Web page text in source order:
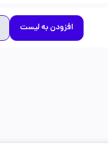
افزودن به لیست